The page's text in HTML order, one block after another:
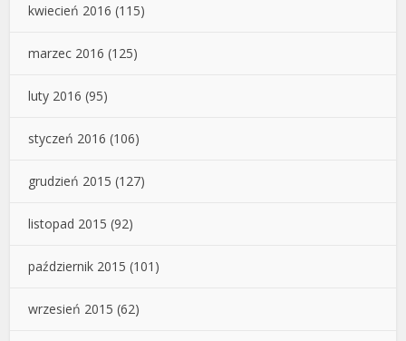
kwiecień 2016 (115)
marzec 2016 (125)
luty 2016 (95)
styczeń 2016 (106)
grudzień 2015 (127)
listopad 2015 (92)
październik 2015 (101)
wrzesień 2015 (62)